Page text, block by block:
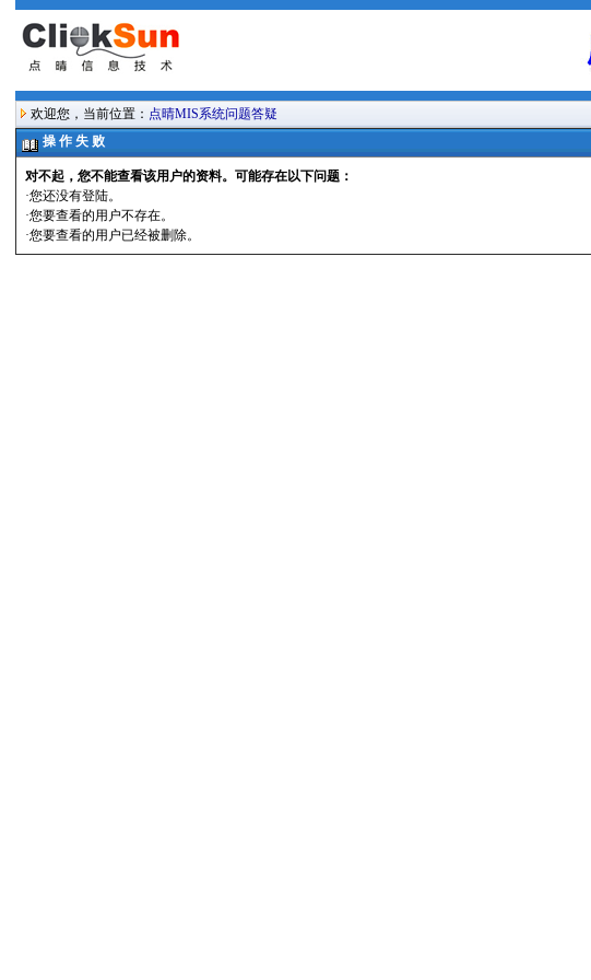
欢迎您，当前位置： 点晴MIS系统问题答疑
操 作 失 败
对不起，您不能查看该用户的资料。可能存在以下问题：
·您还没有登陆。
·您要查看的用户不存在。
·您要查看的用户已经被删除。